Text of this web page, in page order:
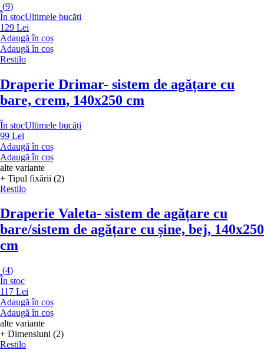
(9)
În stocUltimele bucăți
129 Lei
Adaugă în coș
Adaugă în coș
Restilo
Draperie Drimar- sistem de agățare cu
bare, crem, 140x250 cm
În stocUltimele bucăți
99 Lei
Adaugă în coș
Adaugă în coș
alte variante
+ Tipul fixării (2)
Restilo
Draperie Valeta- sistem de agățare cu
bare/sistem de agățare cu șine, bej, 140x250
cm
(4)
În stoc
117 Lei
Adaugă în coș
Adaugă în coș
alte variante
+ Dimensiuni (2)
Restilo